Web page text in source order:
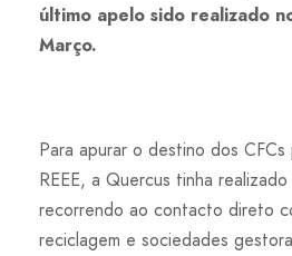
último apelo sido realizado
Março.
Para apurar o destino dos
REEE, a Quercus tinha
recorrendo ao contacto direto
reciclagem e sociedades